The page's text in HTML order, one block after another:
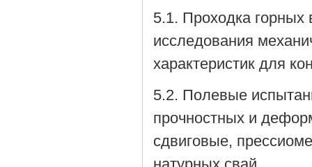
5.1. Проходка
исследования
характеристик для
5.2. Полевые
прочностных и
сдвиговые,